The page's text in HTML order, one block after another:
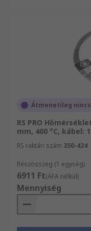
Átmenetileg
RS PRO
mm, 400 °C, kábel:
RS raktári szám 350-424
Részösszeg (1 egység)
6911 Ft(ÁFA nélkül)
Mennyiség